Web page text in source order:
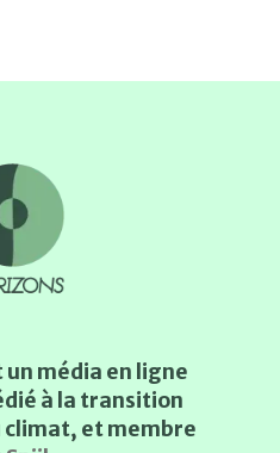
un média en ligne
à la transition
climat, et membre